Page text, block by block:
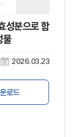
성분으로 함
물
2026.03.23
로드